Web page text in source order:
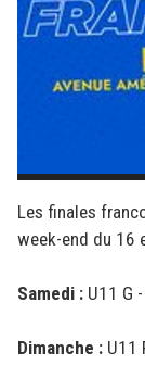
Les finales
week-end du 16
Samedi : U11 G
Dimanche : U11